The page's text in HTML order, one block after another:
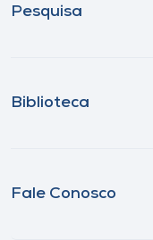
Pesquisa
Biblioteca
Fale Conosco